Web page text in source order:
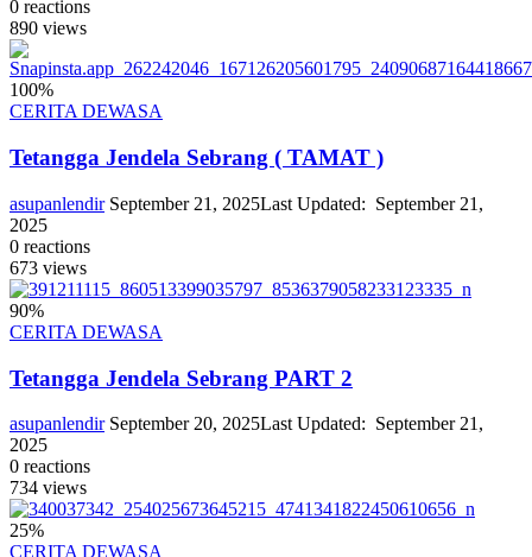
0 reactions
890 views
100%
CERITA DEWASA
Tetangga Jendela Sebrang ( TAMAT )
asupanlendir September 21, 2025Last Updated: September 21,
2025
0 reactions
673 views
90%
CERITA DEWASA
Tetangga Jendela Sebrang PART 2
asupanlendir September 20, 2025Last Updated: September 21,
2025
0 reactions
734 views
25%
CERITA DEWASA